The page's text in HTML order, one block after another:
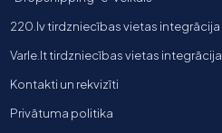
220.lv tirdzniecības vietas integrācija
Varle.lt tirdzniecības vietas integrācija
Kontakti un rekvizīti
Privātuma politika